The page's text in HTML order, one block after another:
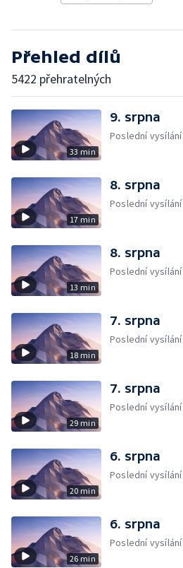
Přehled dílů
5422 přehratelných
33 min
9. srpna
Poslední vysílání
17 min
8. srpna
Poslední vysílání
13 min
8. srpna
Poslední vysílání
18 min
7. srpna
Poslední vysílání
29 min
7. srpna
Poslední vysílání
20 min
6. srpna
Poslední vysílání
26 min
6. srpna
Poslední vysílání